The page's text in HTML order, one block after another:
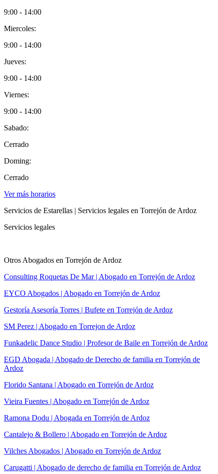
9:00 - 14:00
Miercoles:
9:00 - 14:00
Jueves:
9:00 - 14:00
Viernes:
9:00 - 14:00
Sabado:
Cerrado
Doming:
Cerrado
Ver más horarios
Servicios de Estarellas | Servicios legales en Torrejón de Ardoz
Servicios legales
Otros Abogados en Torrejón de Ardoz
Consulting Roquetas De Mar | Abogado en Torrejón de Ardoz
EYCO Abogados | Abogado en Torrejón de Ardoz
Gestoría Asesoría Torres | Bufete en Torrejón de Ardoz
SM Perez | Abogado en Torrejon de Ardoz
Funkadelic Dance Studio | Profesor de Baile en Torrejón de Ardoz
EGD Abogada | Abogado de Derecho de familia en Torrejón de
Ardoz
Florido Santana | Abogado en Torrejón de Ardoz
Vieira Fuentes | Abogado en Torrejón de Ardoz
Ramona Dodu | Abogada en Torrejón de Ardoz
Cantalejo & Bollero | Abogado en Torrejón de Ardoz
Vilches Abogados | Abogado en Torrejón de Ardoz
Carugatti | Abogado de derecho de familia en Torrejón de Ardoz